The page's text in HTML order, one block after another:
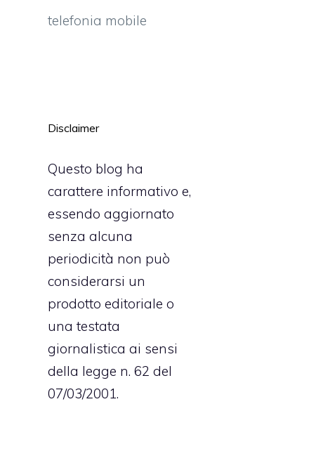
telefonia mobile
Disclaimer
Questo blog ha
carattere informativo e,
essendo aggiornato
senza alcuna
periodicità non può
considerarsi un
prodotto editoriale o
una testata
giornalistica ai sensi
della legge n. 62 del
07/03/2001.